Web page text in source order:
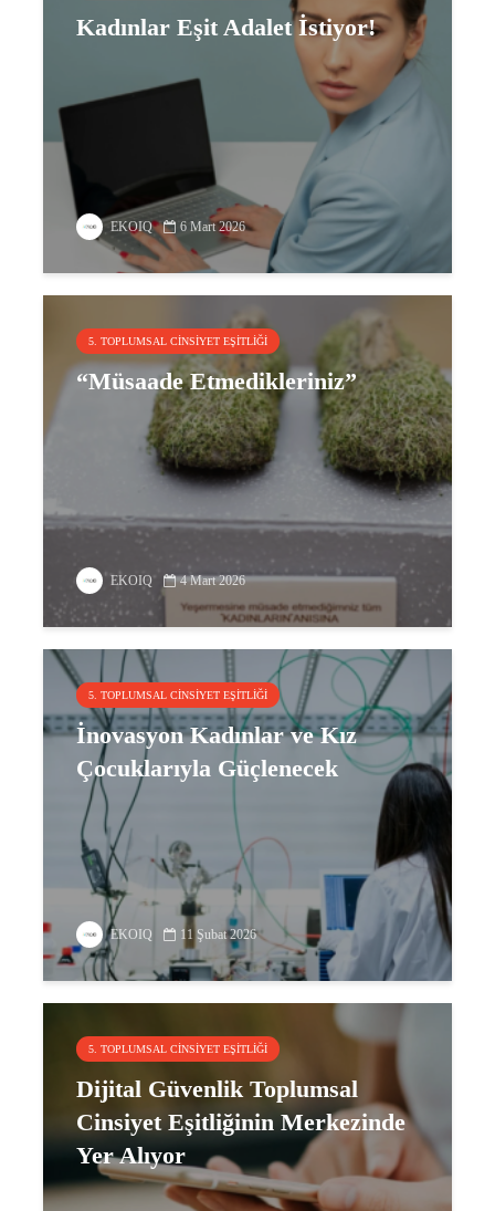
Kadınlar Eşit Adalet İstiyor!
EKOIQ 6 Mart 2026
5. TOPLUMSAL CINSIYET EŞITLIĞI
“Müsaade Etmedikleriniz”
EKOIQ 4 Mart 2026
5. TOPLUMSAL CINSIYET EŞITLIĞI
İnovasyon Kadınlar ve Kız
Çocuklarıyla Güçlenecek
EKOIQ 11 Şubat 2026
5. TOPLUMSAL CINSIYET EŞITLIĞI
Dijital Güvenlik Toplumsal
Cinsiyet Eşitliğinin Merkezinde
Yer Alıyor